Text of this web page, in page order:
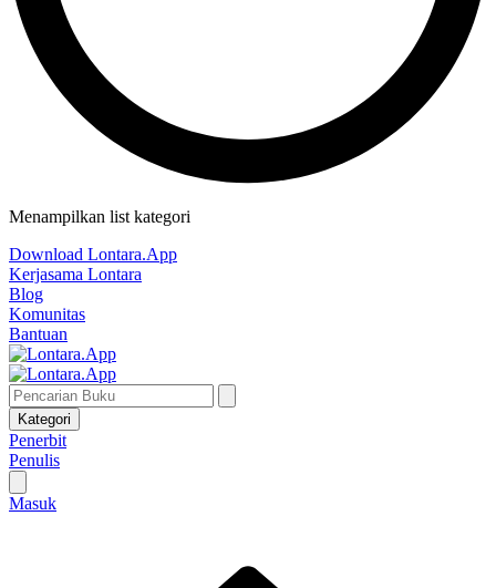
Menampilkan list kategori
Download Lontara.App
Kerjasama Lontara
Blog
Komunitas
Bantuan
Kategori
Penerbit
Penulis
Masuk